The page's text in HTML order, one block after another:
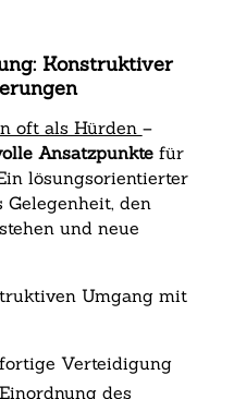
Konstruktiver
oft als Hürden –
Ansatzpunktefür
lösungsorientierter
den
und neue
Umgang mit
Verteidigung
des